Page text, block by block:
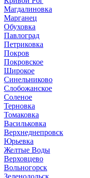
Магдалиновка
Марганец
Обуховка
Павлоград
Петриковка
Покров
Покровское
Широкое
Синельниково
Слобожанское
Соленое
Терновка
Томаковка
Васильковка
Верхнеднепровск
Юрьевка
Желтые Воды
Верховцево
Вольногорск
Зеленодольск